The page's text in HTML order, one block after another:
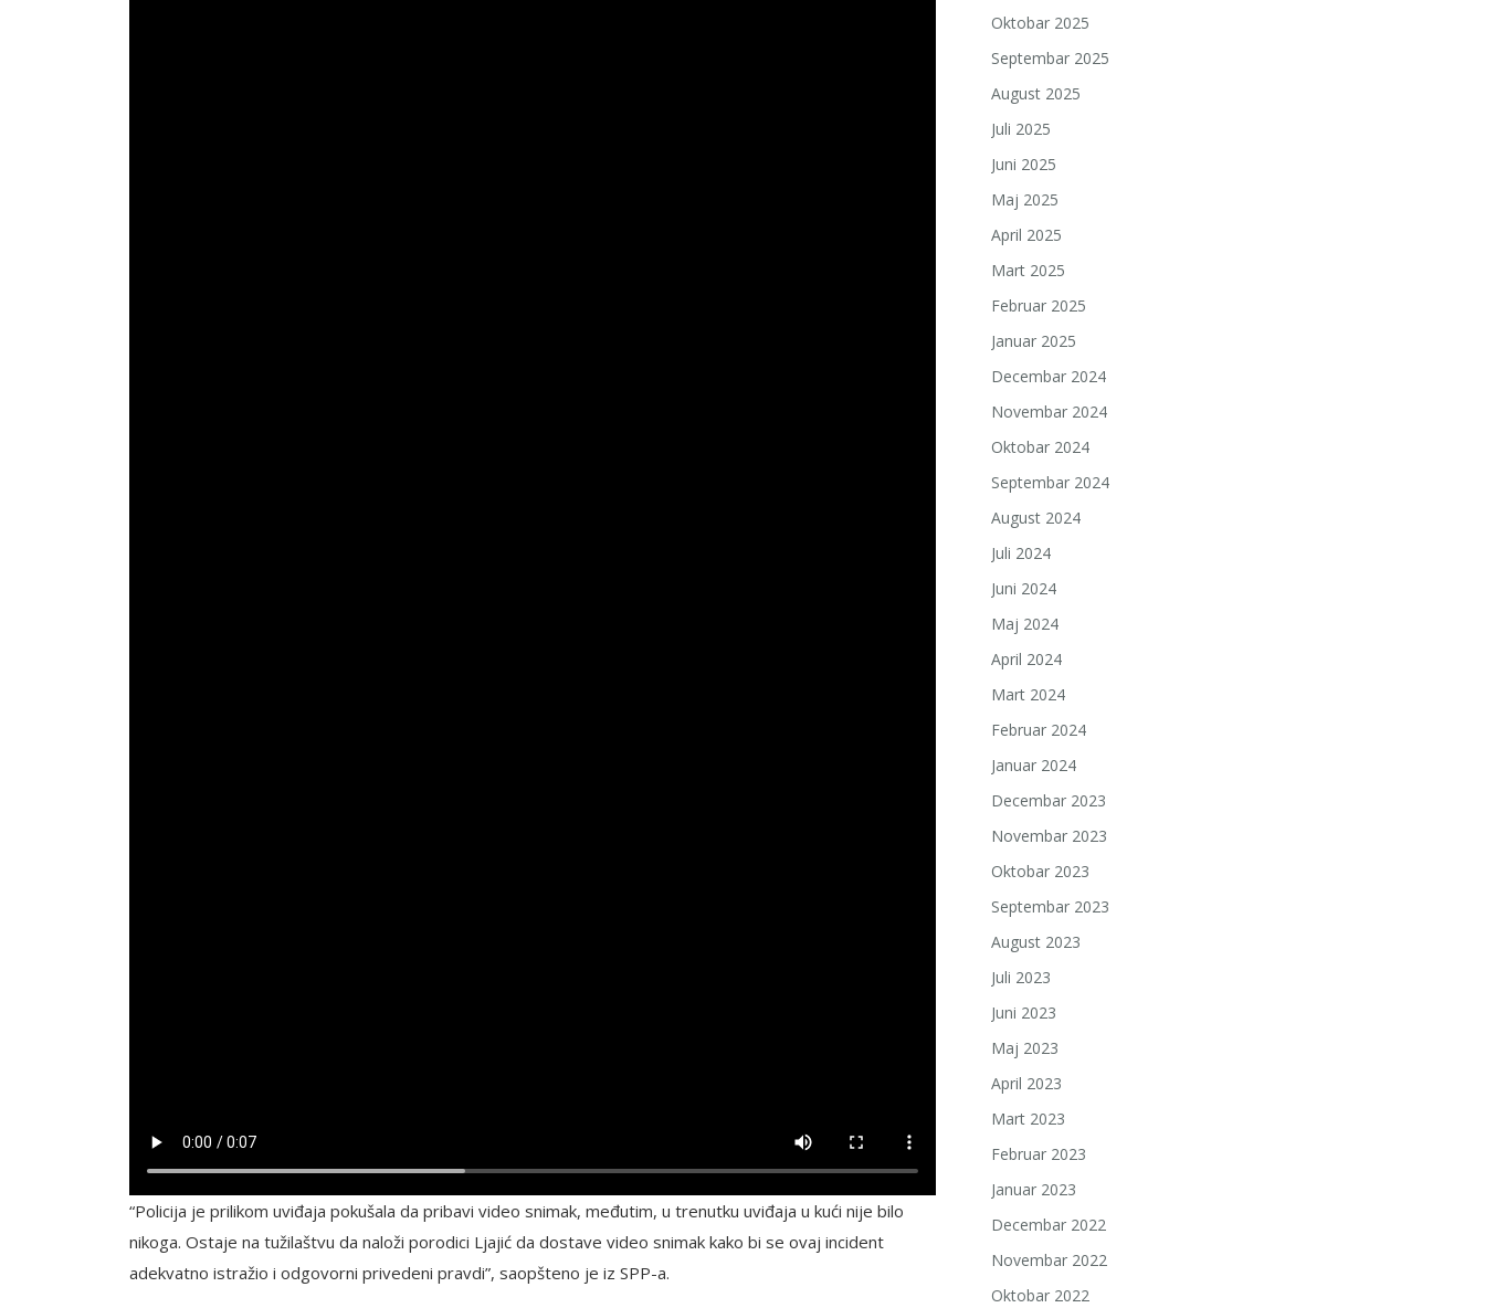
“Policija je prilikom uviđaja pokušala da pribavi video snimak, međutim, u trenutku uviđaja u kući nije bilo
nikoga. Ostaje na tužilaštvu da naloži porodici Ljajić da dostave video snimak kako bi se ovaj incident
adekvatno istražio i odgovorni privedeni pravdi”, saopšteno je iz SPP-a.
Oktobar 2025
Septembar 2025
August 2025
Juli 2025
Juni 2025
Maj 2025
April 2025
Mart 2025
Februar 2025
Januar 2025
Decembar 2024
Novembar 2024
Oktobar 2024
Septembar 2024
August 2024
Juli 2024
Juni 2024
Maj 2024
April 2024
Mart 2024
Februar 2024
Januar 2024
Decembar 2023
Novembar 2023
Oktobar 2023
Septembar 2023
August 2023
Juli 2023
Juni 2023
Maj 2023
April 2023
Mart 2023
Februar 2023
Januar 2023
Decembar 2022
Novembar 2022
Oktobar 2022